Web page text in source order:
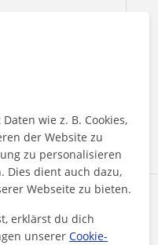
wie z. B. Cookies,
der Website zu
zu personalisieren
Dies dient auch dazu,
Webseite zu bieten.
erklärst du dich
unsererCookie-